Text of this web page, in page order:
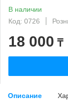
В наличии
Код: 0726
18 000 ₸
Описание